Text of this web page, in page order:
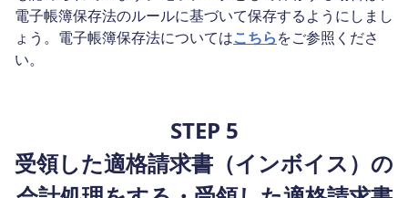
電子帳簿保存法のルールに基づいて保存するようにしまし
ょう。電子帳簿保存法についてはこちらをご参照くださ
い。
STEP 5
受領した適格請求書（インボイス）の